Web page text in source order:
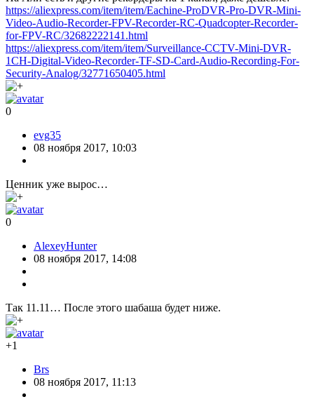
https://aliexpress.com/item/item/Eachine-ProDVR-Pro-DVR-Mini-
Video-Audio-Recorder-FPV-Recorder-RC-Quadcopter-Recorder-
for-FPV-RC/32682222141.html
https://aliexpress.com/item/item/Surveillance-CCTV-Mini-DVR-
1CH-Digital-Video-Recorder-TF-SD-Card-Audio-Recording-For-
Security-Analog/32771650405.html
0
evg35
08 ноября 2017, 10:03
Ценник уже вырос…
0
AlexeyHunter
08 ноября 2017, 14:08
Так 11.11… После этого шабаша будет ниже.
+1
Brs
08 ноября 2017, 11:13